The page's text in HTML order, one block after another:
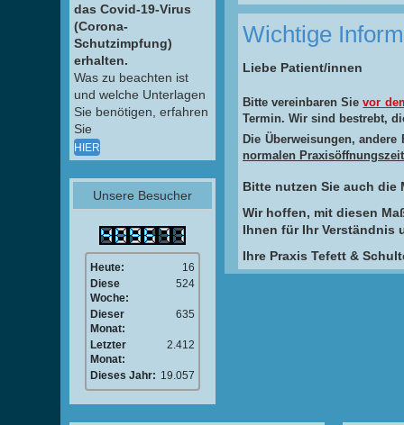
das Covid-19-Virus
(Corona-
Schutzimpfung)
erhalten.
Was zu beachten ist
und welche Unterlagen
Sie benötigen, erfahren
Sie
HIER
Unsere Besucher
Heute:
16
Diese
Woche:
524
Dieser
Monat:
635
Letzter
Monat:
2.412
Dieses Jahr: 19.057
Wichtige
Liebe Patient/innen
Bitte vereinbaren Sievor
Termin. Wir sind bestrebt,
Die Überweisungen,
normalen
Bitte nutzen Sie auch die
Wir hoffen, mit diesen
Ihnen für Ihr Verständnis
Ihre Praxis Tefett &